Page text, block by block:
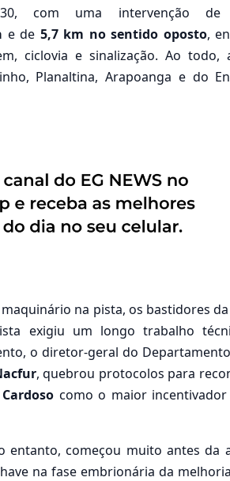
com uma intervenção de
e de 5,7 km no sentido oposto,
ciclovia e sinalização. Ao todo,
Planaltina, Arapoanga e do
na pista, os bastidores
exigiu um longo trabalho
o diretor-geral do
, quebrou protocolos para
como o maior
entanto, começou muito antes da
na fase embrionária da